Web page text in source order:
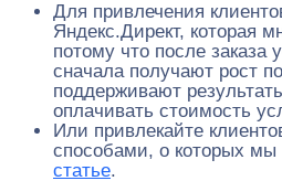
Для привлечения
Яндекс.Директ, которая
потому что после заказа
сначала получают рост
поддерживают
оплачивать стоимость
Или привлекайте
способами, о которых мы
статье.